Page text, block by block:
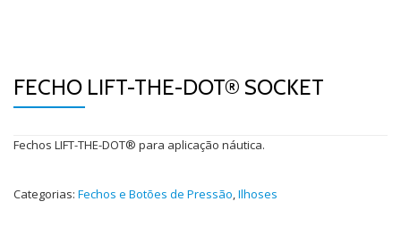
FECHO LIFT-THE-DOT® SOCKET
Fechos LIFT-THE-DOT® para aplicação náutica.
Categorias: Fechos e Botões de Pressão,Ilhoses